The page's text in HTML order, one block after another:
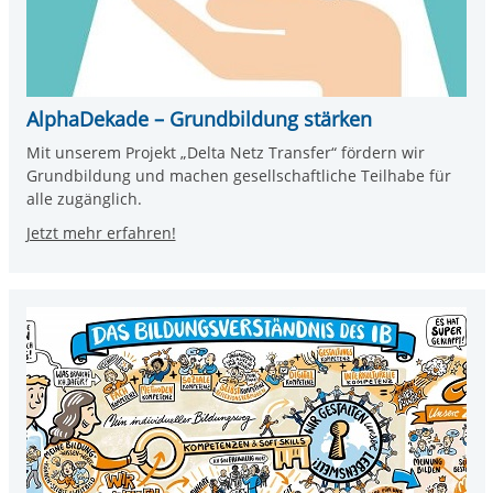
AlphaDekade – Grundbildung stärken
Mit unserem Projekt „Delta Netz Transfer“ fördern wir
Grundbildung und machen gesellschaftliche Teilhabe für
alle zugänglich.
Jetzt mehr erfahren!